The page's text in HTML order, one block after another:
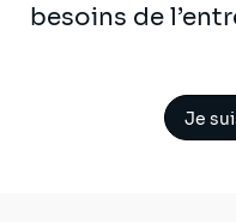
besoins de
Je